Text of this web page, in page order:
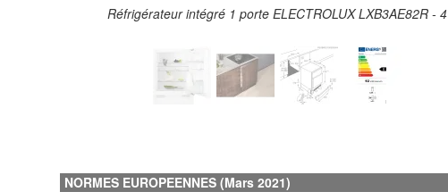
Réfrigérateur intégré 1 porte ELECTROLUX LXB3AE82R - 1
NORMES EUROPEENNES (Mars 2021)